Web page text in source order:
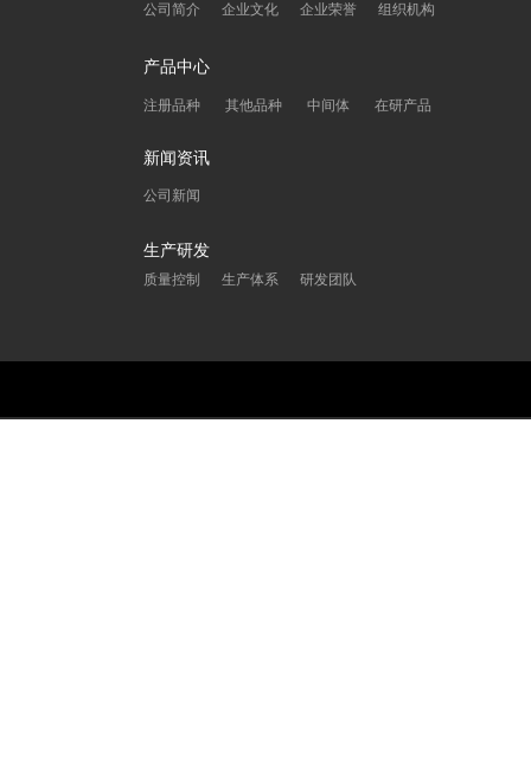
新闻资讯
注册品种 其他品种 中间体 在研产品
公司新闻
产品中心
生产研发
质量控制 生产体系 研发团队
公司简介 企业文化 企业荣誉 组织机构